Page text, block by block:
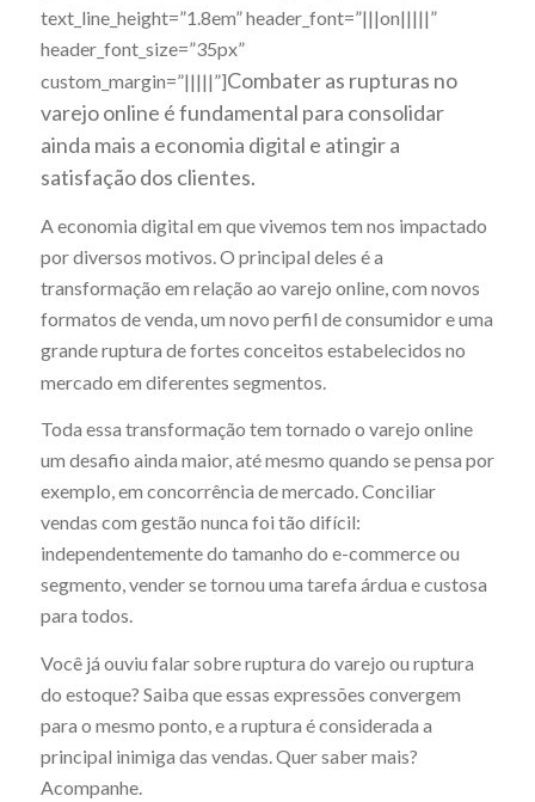
text_line_height=”1.8em” header_font=”|||on|||||”
header_font_size=”35px”
custom_margin=”|||||”]Combater as rupturas no
varejo online é fundamental para consolidar
ainda mais a economia digital e atingir a
satisfação dos clientes.
A economia digital em que vivemos tem nos impactado
por diversos motivos. O principal deles é a
transformação em relação ao varejo online, com novos
formatos de venda, um novo perfil de consumidor e uma
grande ruptura de fortes conceitos estabelecidos no
mercado em diferentes segmentos.
Toda essa transformação tem tornado o varejo online
um desafio ainda maior, até mesmo quando se pensa por
exemplo, em concorrência de mercado. Conciliar
vendas com gestão nunca foi tão difícil:
independentemente do tamanho do e-commerce ou
segmento, vender se tornou uma tarefa árdua e custosa
para todos.
Você já ouviu falar sobre ruptura do varejo ou ruptura
do estoque? Saiba que essas expressões convergem
para o mesmo ponto, e a ruptura é considerada a
principal inimiga das vendas. Quer saber mais?
Acompanhe.